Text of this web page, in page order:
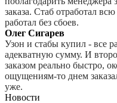
заказа. Стаб отработал
работал без сбоев.
Олег Сигарев
Узон и стабы купил - все
адекватную сумму. И
заказом реально быстро,
ощущениям-то днем
уже.
Новости